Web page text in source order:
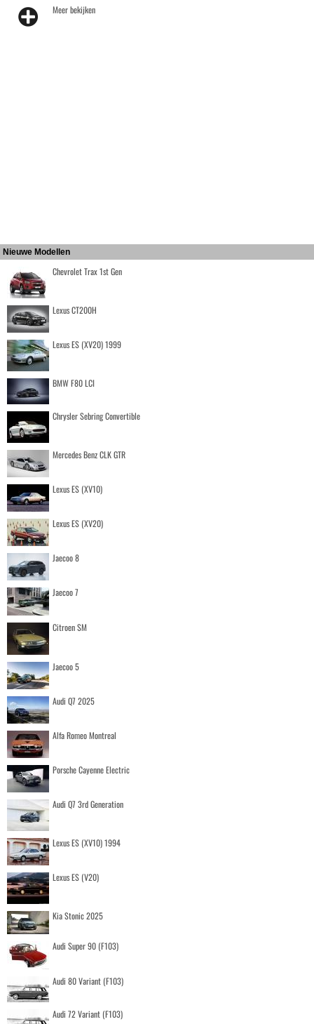
Meer bekijken
Nieuwe Modellen
Chevrolet Trax 1st Gen
Lexus CT200H
Lexus ES (XV20) 1999
BMW F80 LCI
Chrysler Sebring Convertible
Mercedes Benz CLK GTR
Lexus ES (XV10)
Lexus ES (XV20)
Jaecoo 8
Jaecoo 7
Citroen SM
Jaecoo 5
Audi Q7 2025
Alfa Romeo Montreal
Porsche Cayenne Electric
Audi Q7 3rd Generation
Lexus ES (XV10) 1994
Lexus ES (V20)
Kia Stonic 2025
Audi Super 90 (F103)
Audi 80 Variant (F103)
Audi 72 Variant (F103)